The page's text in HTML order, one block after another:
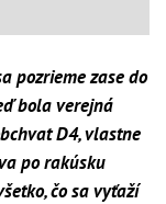
pozrieme zase do
bola verejná
D4, vlastne
po rakúsku
čo sa vyťaží